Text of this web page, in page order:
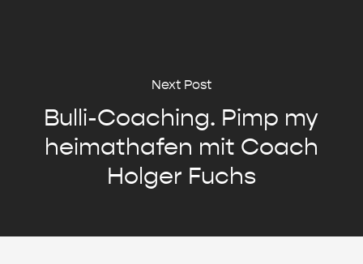
Next Post
Bulli-Coaching. Pimp my
heimathafen mit Coach
Holger Fuchs